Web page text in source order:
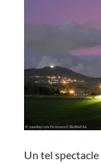
Un tel